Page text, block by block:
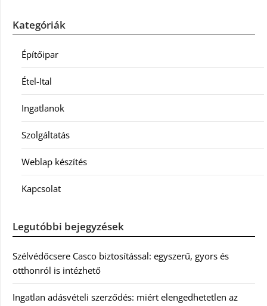
Kategóriák
Építőipar
Étel-Ital
Ingatlanok
Szolgáltatás
Weblap készítés
Kapcsolat
Legutóbbi bejegyzések
Szélvédőcsere Casco biztosítással: egyszerű, gyors és
otthonról is intézhető
Ingatlan adásvételi szerződés: miért elengedhetetlen az